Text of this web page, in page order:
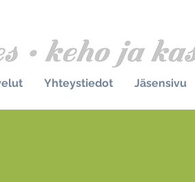
Yhteystiedot Jäsensivu